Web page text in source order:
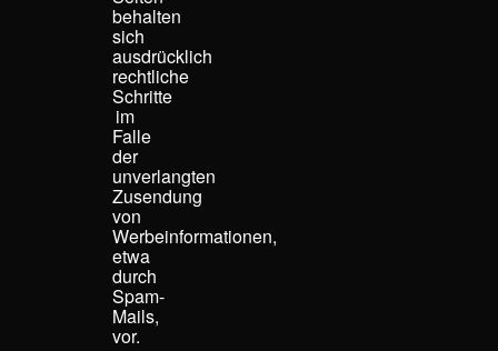
behalten
sich
ausdrücklich
rechtliche
Schritte
im
Falle
der
unverlangten
Zusendung
von
Werbeinformationen,
etwa
durch
Spam-
Mails,
vor.